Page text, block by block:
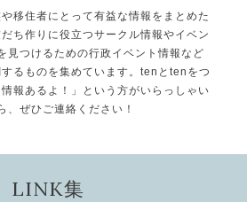
移住者にとって有益な情報をまとめた
ち作りに役立つサークル情報やイベン
見つけるための行政イベント情報など
るものを集めています。tenとtenをつ
報あるよ！」という方がいらっしゃい
、ぜひご連絡ください！
LINK集